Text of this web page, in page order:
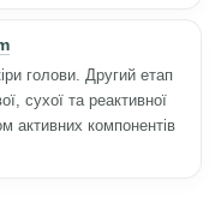
голови. Другий етап
сухої та реактивної
активних компонентів